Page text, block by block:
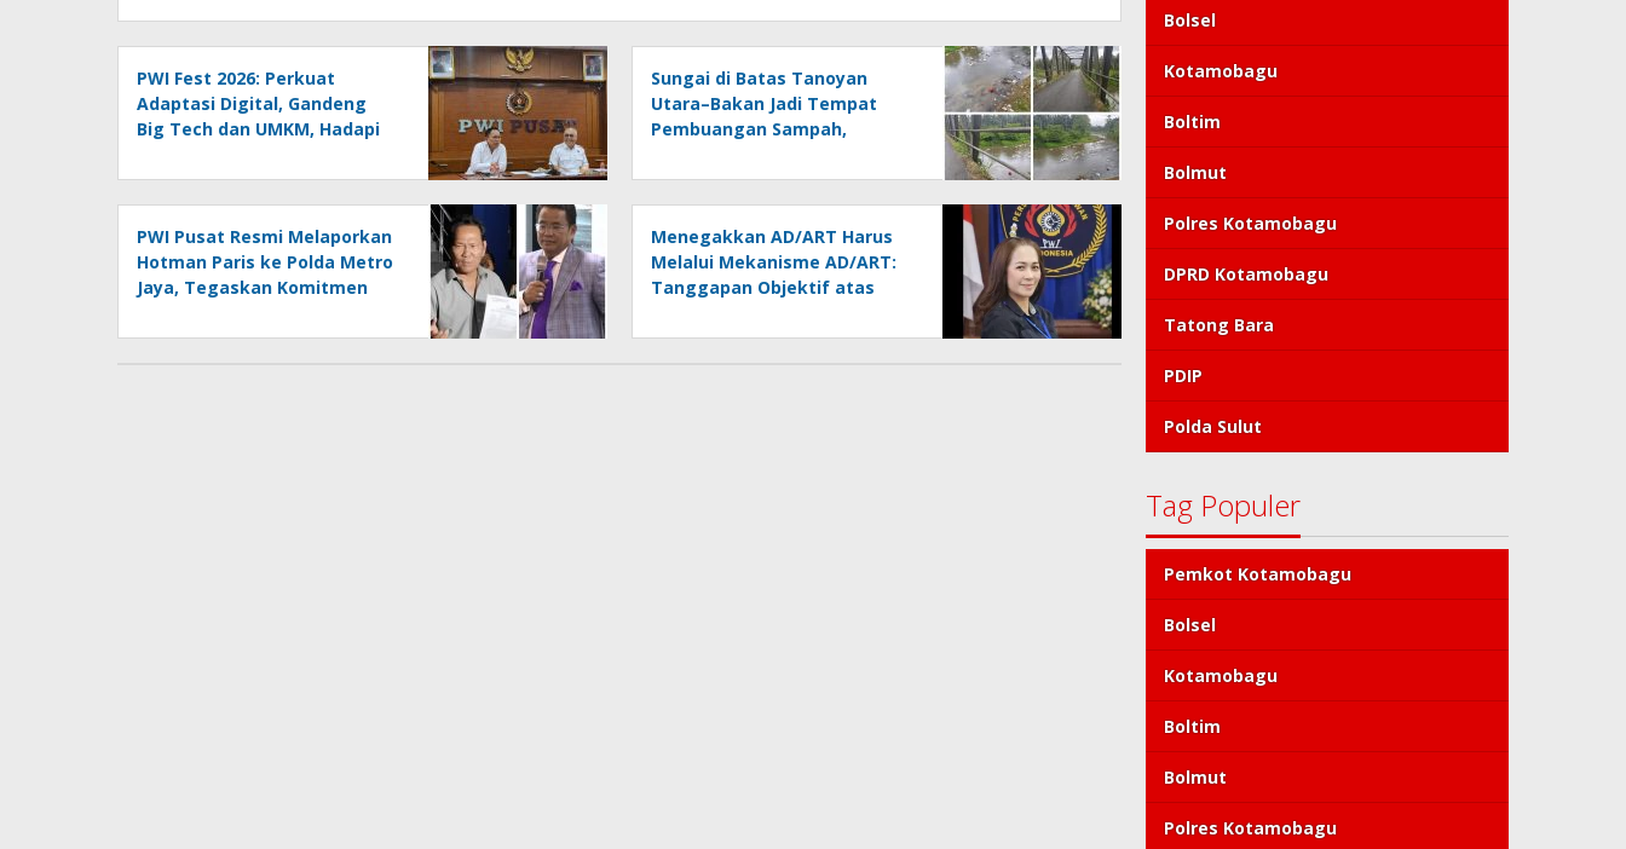
PWI Fest 2026: Perkuat
Adaptasi Digital, Gandeng
Big Tech dan UMKM, Hadapi
Lampung
Sungai di Batas Tanoyan
Utara–Bakan Jadi Tempat
Pembuangan Sampah,
Kontrol Pemerintah
Dipertanyakan
PWI Pusat Resmi Melaporkan
Hotman Paris ke Polda Metro
Jaya, Tegaskan Komitmen
Wartawan
Menegakkan AD/ART Harus
Melalui Mekanisme AD/ART:
Tanggapan Objektif atas
AD/ART vs Konspirasi
Bolsel
Kotamobagu
Boltim
Bolmut
Polres Kotamobagu
DPRD Kotamobagu
Tatong Bara
PDIP
Polda Sulut
Tag Populer
Pemkot Kotamobagu
Bolsel
Kotamobagu
Boltim
Bolmut
Polres Kotamobagu